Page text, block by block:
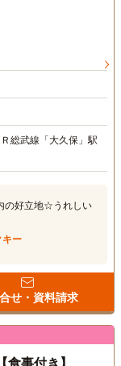
総武線「大久保」駅
の好立地☆うれしい
キー
せ・資料請求
事付き】